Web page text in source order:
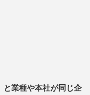
と業種や本社が同じ企